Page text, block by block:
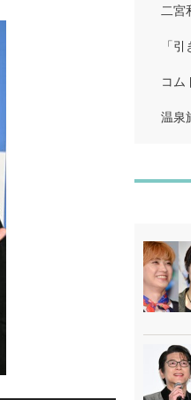
二宮
「
コム
温泉